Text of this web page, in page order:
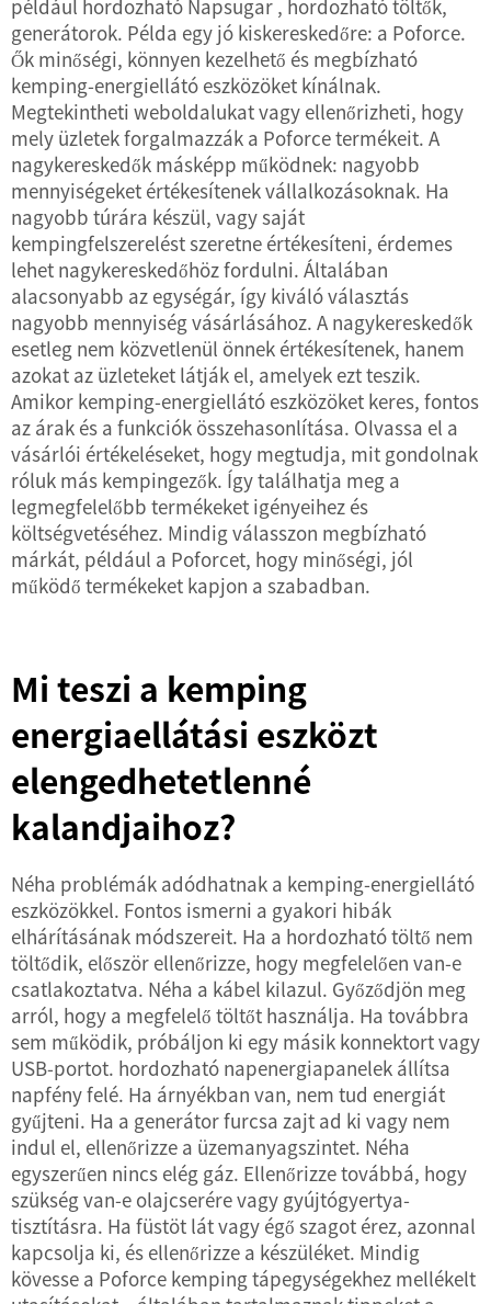
például hordozható Napsugar , hordozható töltők,
generátorok. Példa egy jó kiskereskedőre: a Poforce.
Ők minőségi, könnyen kezelhető és megbízható
kemping-energiellátó eszközöket kínálnak.
Megtekintheti weboldalukat vagy ellenőrizheti, hogy
mely üzletek forgalmazzák a Poforce termékeit. A
nagykereskedők másképp működnek: nagyobb
mennyiségeket értékesítenek vállalkozásoknak. Ha
nagyobb túrára készül, vagy saját
kempingfelszerelést szeretne értékesíteni, érdemes
lehet nagykereskedőhöz fordulni. Általában
alacsonyabb az egységár, így kiváló választás
nagyobb mennyiség vásárlásához. A nagykereskedők
esetleg nem közvetlenül önnek értékesítenek, hanem
azokat az üzleteket látják el, amelyek ezt teszik.
Amikor kemping-energiellátó eszközöket keres, fontos
az árak és a funkciók összehasonlítása. Olvassa el a
vásárlói értékeléseket, hogy megtudja, mit gondolnak
róluk más kempingezők. Így találhatja meg a
legmegfelelőbb termékeket igényeihez és
költségvetéséhez. Mindig válasszon megbízható
márkát, például a Poforcet, hogy minőségi, jól
működő termékeket kapjon a szabadban.
Mi teszi a kemping
energiaellátási eszközt
elengedhetetlenné
kalandjaihoz?
Néha problémák adódhatnak a kemping-energiellátó
eszközökkel. Fontos ismerni a gyakori hibák
elhárításának módszereit. Ha a hordozható töltő nem
töltődik, először ellenőrizze, hogy megfelelően van-e
csatlakoztatva. Néha a kábel kilazul. Győződjön meg
arról, hogy a megfelelő töltőt használja. Ha továbbra
sem működik, próbáljon ki egy másik konnektort vagy
USB-portot. hordozható napenergiapanelek állítsa
napfény felé. Ha árnyékban van, nem tud energiát
gyűjteni. Ha a generátor furcsa zajt ad ki vagy nem
indul el, ellenőrizze a üzemanyagszintet. Néha
egyszerűen nincs elég gáz. Ellenőrizze továbbá, hogy
szükség van-e olajcserére vagy gyújtógyertya-
tisztításra. Ha füstöt lát vagy égő szagot érez, azonnal
kapcsolja ki, és ellenőrizze a készüléket. Mindig
kövesse a Poforce kemping tápegységekhez mellékelt